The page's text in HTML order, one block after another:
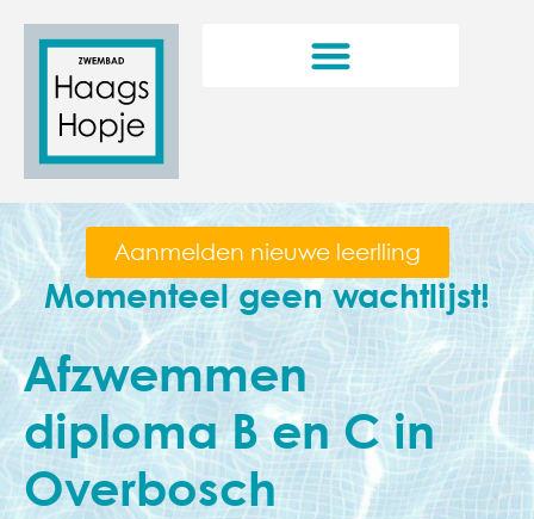
Aanmelden nieuwe leerlling
Momenteel geen wachtlijst!
Afzwemmen
diploma B en C in
Overbosch